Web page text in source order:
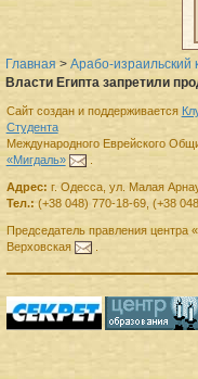
Главная > Арабо-израильский
Власти Египта запретили
Сайт создан и поддерживается
Студента
Международного Еврейского
«Мигдаль»
.
Адрес: г. Одесса, ул. Малая
Тел.: (+38 048) 770-18-69, (+38
Председатель правленияцентра
Верховская
.